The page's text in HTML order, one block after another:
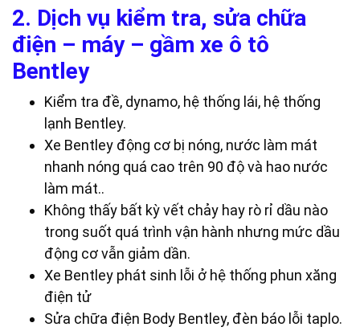
2. Dịch vụ kiểm tra, sửa chữa
điện – máy – gầm xe ô tô
Bentley
Kiểm tra đề, dynamo, hệ thống lái, hệ thống
lạnh Bentley.
Xe Bentley động cơ bị nóng, nước làm mát
nhanh nóng quá cao trên 90 độ và hao nước
làm mát..
Không thấy bất kỳ vết chảy hay rò rỉ dầu nào
trong suốt quá trình vận hành nhưng mức dầu
động cơ vẫn giảm dần.
Xe Bentley phát sinh lỗi ở hệ thống phun xăng
điện tử
Sửa chữa điện Body Bentley, đèn báo lỗi taplo.